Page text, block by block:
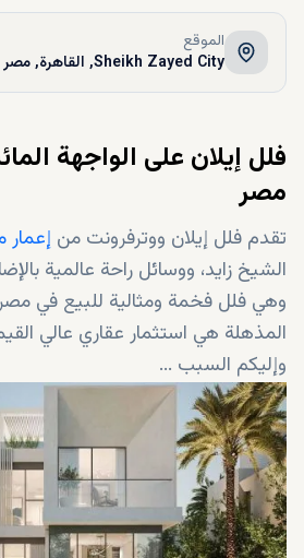
الموقع
Sheikh Zayed City, القاهرة, مصر
فلل إيلان على الواجهة
مصر
تقدم فلل إيلان ووترفرونت من
الشيخ زايد، ووسائل راحة عالمية
وهي فلل فخمة ومثالية للبيع في
المذهلة هي استثمار عقاري عالي
وإليكم السبب ...